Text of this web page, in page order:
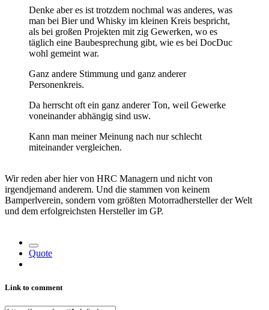
Denke aber es ist trotzdem nochmal was anderes, was
man bei Bier und Whisky im kleinen Kreis bespricht,
als bei großen Projekten mit zig Gewerken, wo es
täglich eine Baubesprechung gibt, wie es bei DocDuc
wohl gemeint war.
Ganz andere Stimmung und ganz anderer
Personenkreis.
Da herrscht oft ein ganz anderer Ton, weil Gewerke
voneinander abhängig sind usw.
Kann man meiner Meinung nach nur schlecht
miteinander vergleichen.
Wir reden aber hier von HRC Managern und nicht von
irgendjemand anderem. Und die stammen von keinem
Bamperlverein, sondern vom größten Motorradhersteller der Welt
und dem erfolgreichsten Hersteller im GP.
Quote
Link to comment